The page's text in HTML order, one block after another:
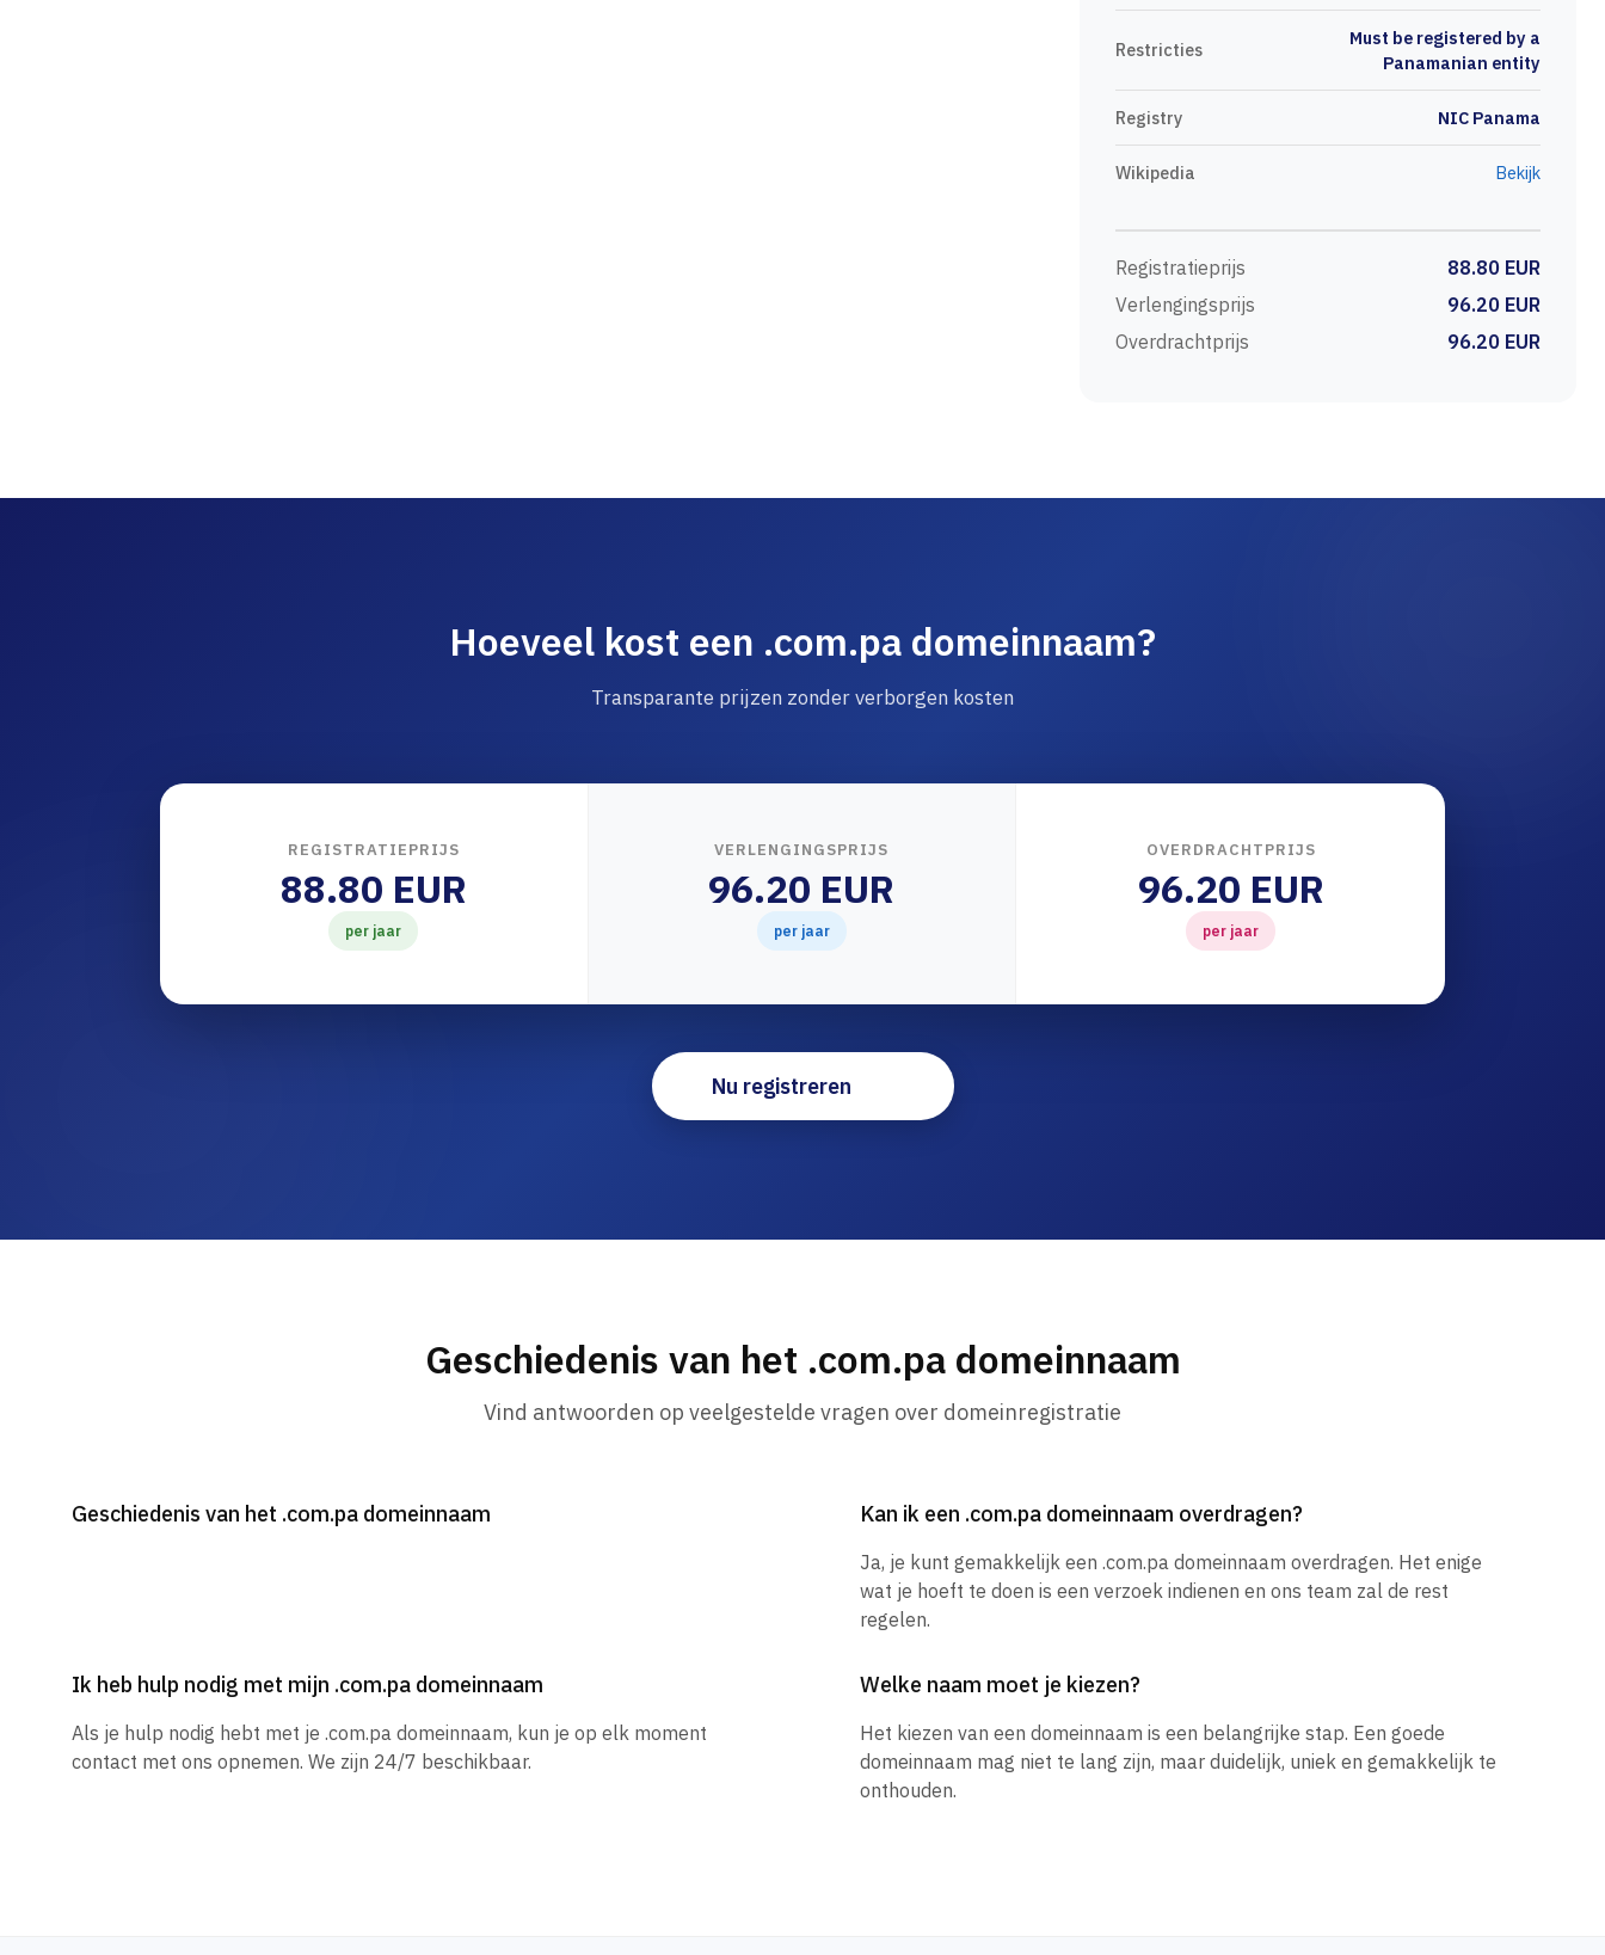
Restricties
Must be registered by a
Panamanian entity
Registry NIC Panama
Wikipedia Bekijk
Registratieprijs
88.80 EUR
Verlengingsprijs
96.20 EUR
Overdrachtprijs
96.20 EUR
Hoeveel kost een .com.pa domeinnaam?
Transparante prijzen zonder verborgen kosten
REGISTRATIEPRIJS
88.80 EUR
per jaar
VERLENGINGSPRIJS
96.20 EUR
per jaar
OVERDRACHTPRIJS
96.20 EUR
per jaar
Nu registreren
Geschiedenis van het .com.pa domeinnaam
Vind antwoorden op veelgestelde vragen over domeinregistratie
Geschiedenis van het .com.pa domeinnaam Kan ik een .com.pa domeinnaam overdragen?
Ja, je kunt gemakkelijk een .com.pa domeinnaam overdragen. Het enige
wat je hoeft te doen is een verzoek indienen en ons team zal de rest
regelen.
Ik heb hulp nodig met mijn .com.pa domeinnaam
Als je hulp nodig hebt met je .com.pa domeinnaam, kun je op elk moment
contact met ons opnemen. We zijn 24/7 beschikbaar.
Welke naam moet je kiezen?
Het kiezen van een domeinnaam is een belangrijke stap. Een goede
domeinnaam mag niet te lang zijn, maar duidelijk, uniek en gemakkelijk te
onthouden.